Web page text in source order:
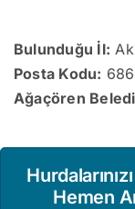
Bulunduğu İl:
Posta Kodu:
Ağaçören
Hemen